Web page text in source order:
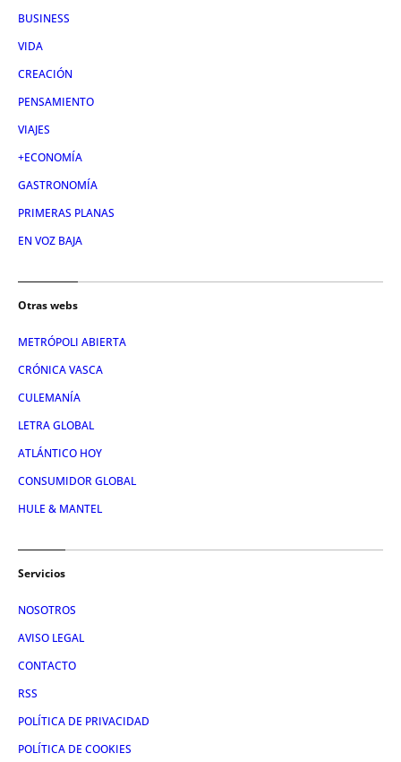
BUSINESS
VIDA
CREACIÓN
PENSAMIENTO
VIAJES
+ECONOMÍA
GASTRONOMÍA
PRIMERAS PLANAS
EN VOZ BAJA
Otras webs
METRÓPOLI ABIERTA
CRÓNICA VASCA
CULEMANÍA
LETRA GLOBAL
ATLÁNTICO HOY
CONSUMIDOR GLOBAL
HULE & MANTEL
Servicios
NOSOTROS
AVISO LEGAL
CONTACTO
RSS
POLÍTICA DE PRIVACIDAD
POLÍTICA DE COOKIES